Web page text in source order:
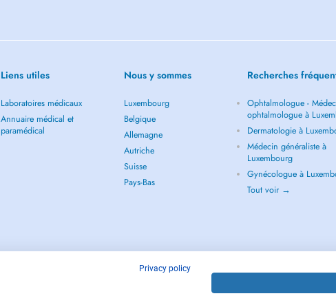
Liens utiles
Laboratoires médicaux
Annuaire médical et
paramédical
Nous y sommes
Luxembourg
Belgique
Allemagne
Autriche
Suisse
Pays-Bas
Recherches
Ophtalmologue -
ophtalmologue à
Dermatologie à
Médecin généraliste à
Luxembourg
Gynécologue à
Tout voir →
Privacy policy